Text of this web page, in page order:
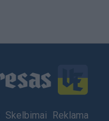
Skelbimai Reklama